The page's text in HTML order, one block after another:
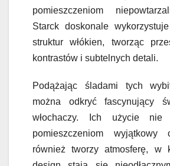
pomieszczeniom
Starck doskonale
struktur włókien, tworząc
kontrastów i subtelnych detali.
Podążając śladami tych
można odkryć fascynujący
włochaczy. Ich użycie nie
pomieszczeniom wyjątkowy
również tworzy atmosferę, w